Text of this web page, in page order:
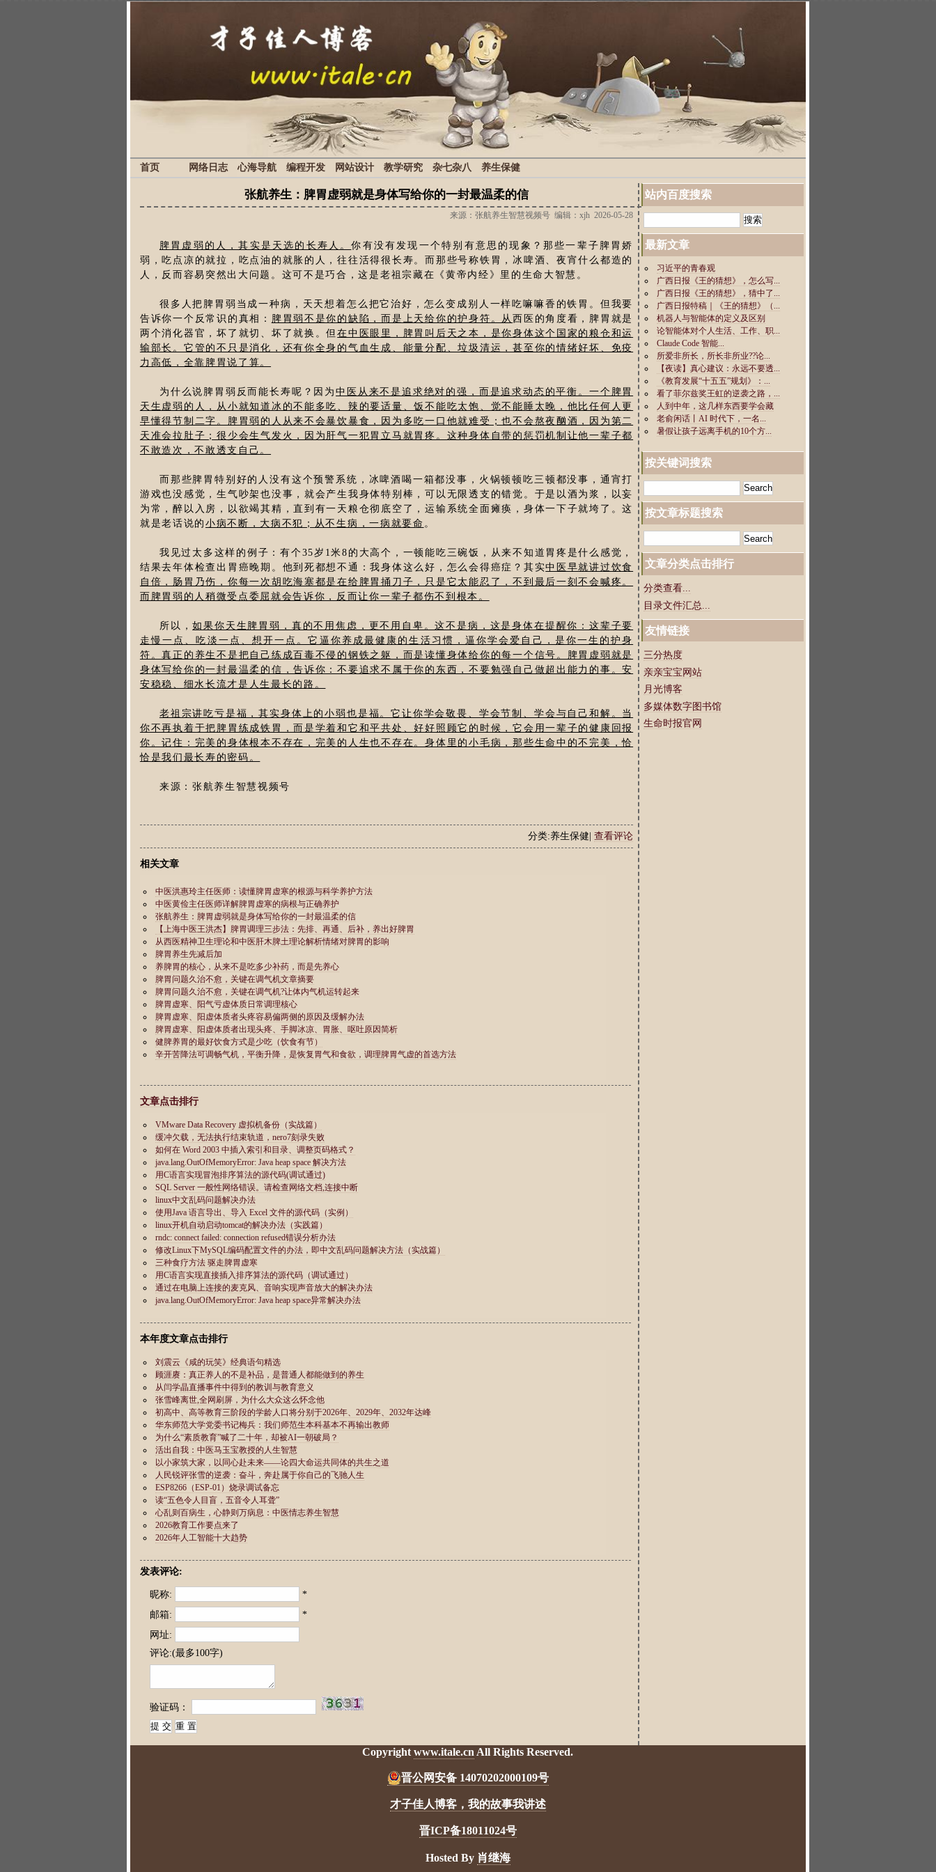
首页 网络日志 心海导航 编程开发 网站设计 教学研究 杂七杂八 养生保健
张航养生：脾胃虚弱就是身体写给你的一封最温柔的信
来源：张航养生智慧视频号 编辑：xjh 2026-05-28
脾胃虚弱的人，其实是天选的长寿人。你有没有发现一个特别有意思的现象？那些一辈子脾胃娇
弱，吃点凉的就拉，吃点油的就胀的人，往往活得很长寿。而那些号称铁胃，冰啤酒、夜宵什么都造的
人，反而容易突然出大问题。这可不是巧合，这是老祖宗藏在《黄帝内经》里的生命大智慧。
很多人把脾胃弱当成一种病，天天想着怎么把它治好，怎么变成别人一样吃嘛嘛香的铁胃。但我要
告诉你一个反常识的真相： 脾胃弱不是你的缺陷，而是上天给你的护身符。从西医的角度看，脾胃就是
两个消化器官，坏了就切、坏了就换。但在中医眼里，脾胃叫后天之本，是你身体这个国家的粮仓和运
输部长。它管的不只是消化，还有你全身的气血生成、能量分配、垃圾清运，甚至你的情绪好坏、免疫
力高低，全靠脾胃说了算。
为什么说脾胃弱反而能长寿呢？因为中医从来不是追求绝对的强，而是追求动态的平衡。一个脾胃
天生虚弱的人，从小就知道冰的不能多吃、辣的要适量、饭不能吃太饱、觉不能睡太晚，他比任何人更
早懂得节制二字。脾胃弱的人从来不会暴饮暴食，因为多吃一口他就难受；也不会熬夜酗酒，因为第二
天准会拉肚子；很少会生气发火，因为肝气一犯胃立马就胃疼。这种身体自带的惩罚机制让他一辈子都
不敢造次，不敢透支自己。
而那些脾胃特别好的人没有这个预警系统，冰啤酒喝一箱都没事，火锅顿顿吃三顿都没事，通宵打
游戏也没感觉，生气吵架也没事，就会产生我身体特别棒，可以无限透支的错觉。于是以酒为浆，以妄
为常，醉以入房，以欲竭其精，直到有一天粮仓彻底空了，运输系统全面瘫痪，身体一下子就垮了。这
就是老话说的 小病不断，大病不犯；从不生病，一病就要命 。
我见过太多这样的例子：有个35岁1米8的大高个，一顿能吃三碗饭，从来不知道胃疼是什么感觉，
结果去年体检查出胃癌晚期。他到死都想不通：我身体这么好，怎么会得癌症？其实中医早就讲过饮食
自倍，肠胃乃伤，你每一次胡吃海塞都是在给脾胃捅刀子，只是它太能忍了，不到最后一刻不会喊疼。
而脾胃弱的人稍微受点委屈就会告诉你，反而让你一辈子都伤不到根本。
所以，如果你天生脾胃弱，真的不用焦虑，更不用自卑。这不是病，这是身体在提醒你：这辈子要
走慢一点、吃淡一点、想开一点。它逼你养成最健康的生活习惯，逼你学会爱自己，是你一生的护身
符。真正的养生不是把自己练成百毒不侵的钢铁之躯，而是读懂身体给你的每一个信号。脾胃虚弱就是
身体写给你的一封最温柔的信，告诉你：不要追求不属于你的东西，不要勉强自己做超出能力的事。安
安稳稳、细水长流才是人生最长的路。
老祖宗讲吃亏是福，其实身体上的小弱也是福。它让你学会敬畏、学会节制、学会与自己和解。当
你不再执着于把脾胃练成铁胃，而是学着和它和平共处、好好照顾它的时候，它会用一辈子的健康回报
你。记住：完美的身体根本不存在，完美的人生也不存在。身体里的小毛病，那些生命中的不完美，恰
恰是我们最长寿的密码。
来源：张航养生智慧视频号
分类:养生保健|查看评论
相关文章
文章点击排行
本年度文章点击排行
发表评论:
昵称:
*
邮箱:
*
网址:
评论:(最多100字)
验证码：
站内百度搜索
最新文章
按关键词搜索
按文章标题搜索
文章分类点击排行
分类查看...
目录文件汇总...
友情链接
三分热度
亲亲宝宝网站
月光博客
多媒体数字图书馆
生命时报官网
Copyrightwww.itale.cnAll Rights Reserved.
晋公网安备 14070202000109号
才子佳人博客，我的故事我讲述
晋ICP备18011024号
Hosted By 肖继海